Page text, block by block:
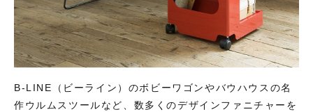
B-LINE（ビーライン）のボビーワゴンやバウハウスの名
作ウルムスツールなど、数多くのデザインファニチャーを